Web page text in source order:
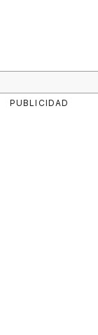
PUBLICIDAD